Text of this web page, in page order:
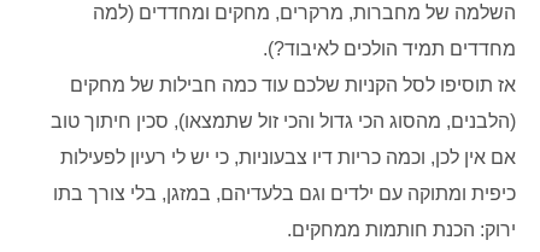
השלמה של מחברות, מרקרים, מחקים ומחדדים (למה
מחדדים תמיד הולכים לאיבוד?).
אז תוסיפו לסל הקניות שלכם עוד כמה חבילות של מחקים
(הלבנים, מהסוג הכי גדול והכי זול שתמצאו), סכין חיתוך טוב
אם אין לכן, וכמה כריות דיו צבעוניות, כי יש לי רעיון לפעילות
כיפית ומתוקה עם ילדים וגם בלעדיהם, במזגן, בלי צורך בתו
ירוק: הכנת חותמות ממחקים.